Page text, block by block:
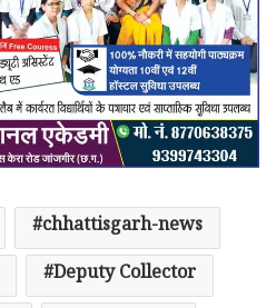
chhattisgarh-news
Deputy Collector